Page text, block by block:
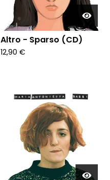
Altro - Sparso (CD)
12,90 €